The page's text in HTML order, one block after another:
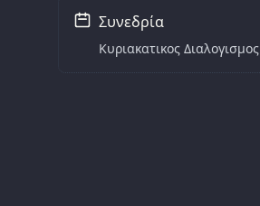
Συνεδρία
Κυριακατικος Διαλογισμος